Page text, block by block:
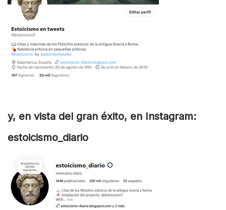
y, en vista del gran éxito, en Instagram:
estoicismo_diario